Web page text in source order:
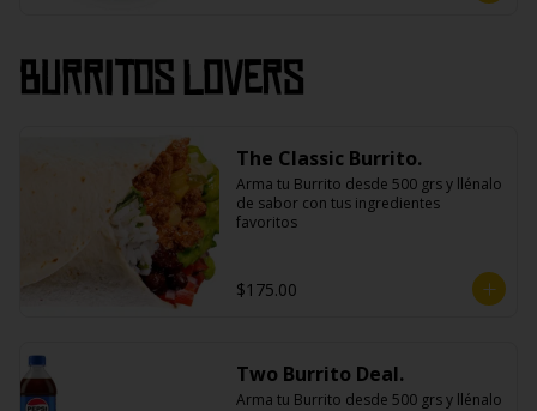
Burritos Lovers
The Classic Burrito.
Arma tu Burrito desde 500 grs y llénalo
de sabor con tus ingredientes
favoritos
$175.00
Two Burrito Deal.
Arma tu Burrito desde 500 grs y llénalo